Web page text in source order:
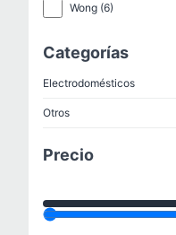
Wong (6)
Categorías
Electrodomésticos
Otros
Precio